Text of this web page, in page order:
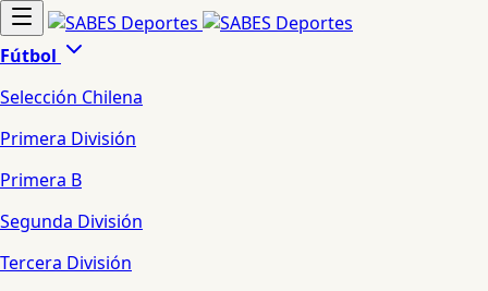
Fútbol
Selección Chilena
Primera División
Primera B
Segunda División
Tercera División